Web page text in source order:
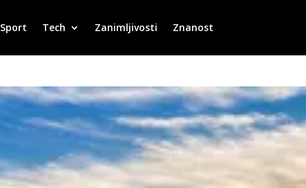
Sport Tech Zanimljivosti Znanost